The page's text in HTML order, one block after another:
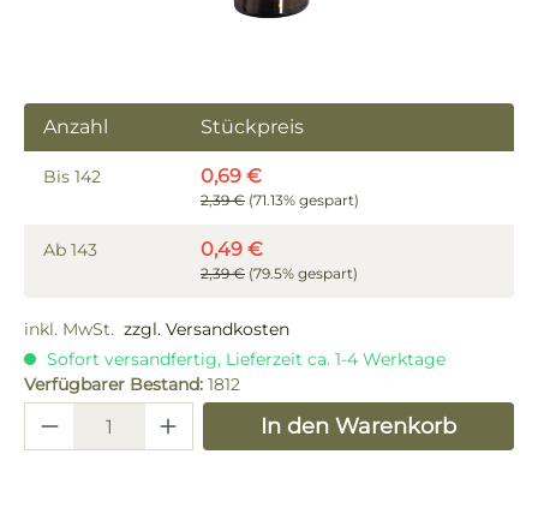
Anzahl Stückpreis
Bis 142 0,69 €
2,39 € (71.13% gespart)
Ab 143 0,49 €
2,39 € (79.5% gespart)
inkl. MwSt. zzgl. Versandkosten
Sofort versandfertig, Lieferzeit ca. 1-4 Werktage
Verfügbarer Bestand: 1812
Produkt Anzahl: Gib denIn den Warenkorb